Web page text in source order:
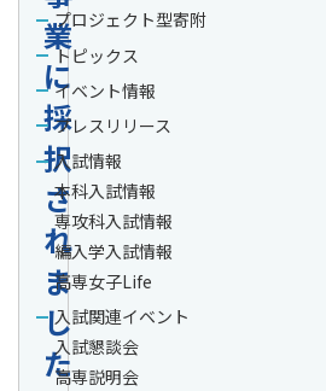
業
に
採
択
さ
れ
ま
し
た
プロジェクト型寄附
トピックス
イベント情報
プレスリリース
入試情報
本科入試情報
専攻科入試情報
編入学入試情報
高専女子Life
入試関連イベント
入試懇談会
高専説明会